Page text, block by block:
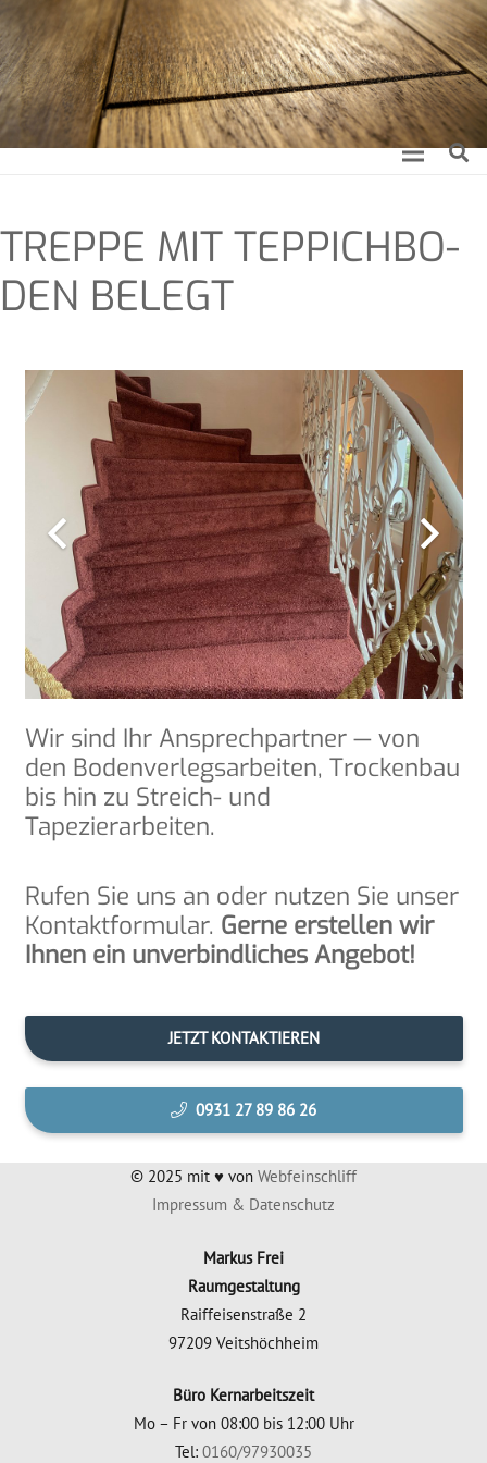
TREP­PE MIT TEP­PICH­BO­
DEN BELEGT
Wir sind Ihr Ansprech­part­ner — von
den Boden­ver­legs­ar­bei­ten, Tro­cken­bau
bis hin zu Streich- und
Tapezierarbeiten.
Rufen Sie uns an oder nut­zen Sie unser
Kon­takt­for­mu­lar. Ger­ne erstel­len wir
Ihnen ein unver­bind­li­ches Angebot!
JETZT KON­TAK­TIE­REN
0931 27 89 86 26
© 2025 mit ♥ von Web­fein­schliff
Impres­sum & Datenschutz
Mar­kus Frei
Raumgestaltung
Raiff­ei­sen­stra­ße 2
97209 Veitshöchheim
Büro Kern­ar­beits­zeit
Mo – Fr von 08:00 bis 12:00 Uhr
Tel: 0160/97930035